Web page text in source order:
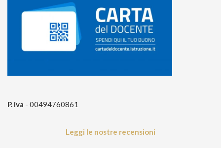
P. iva - 00494760861
Leggi le nostre recensioni